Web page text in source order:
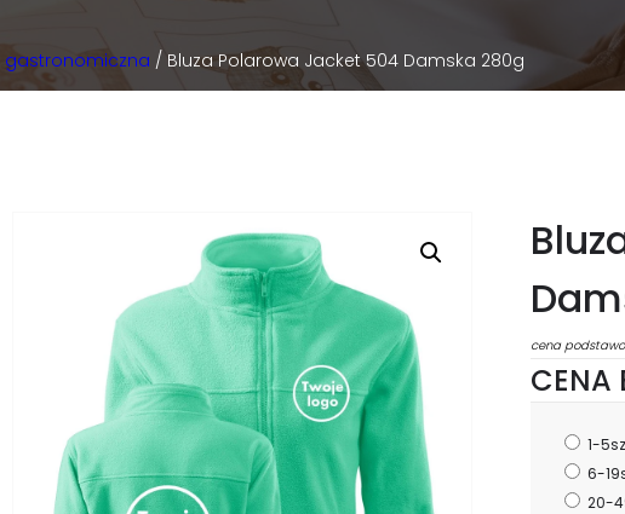
gastronomiczna / Bluza Polarowa Jacket 504 Damska 280g
cena
1-
6-
20-